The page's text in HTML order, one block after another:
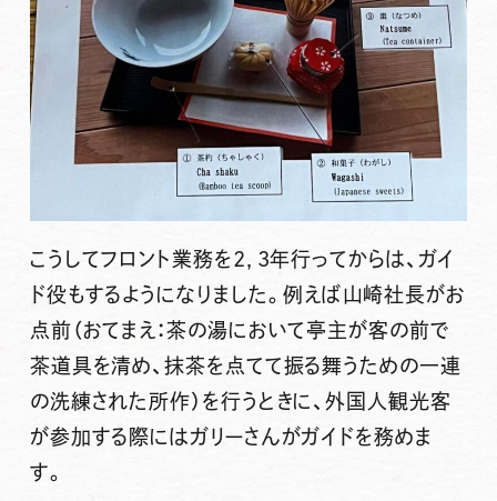
こうしてフロント業務を2，3年行ってからは、ガイ
ド役もするようになりました。例えば山崎社長がお
点前（おてまえ：茶の湯において亭主が客の前で
茶道具を清め、抹茶を点てて振る舞うための一連
の洗練された所作）を行うときに、外国人観光客
が参加する際にはガリーさんがガイドを務めま
す。